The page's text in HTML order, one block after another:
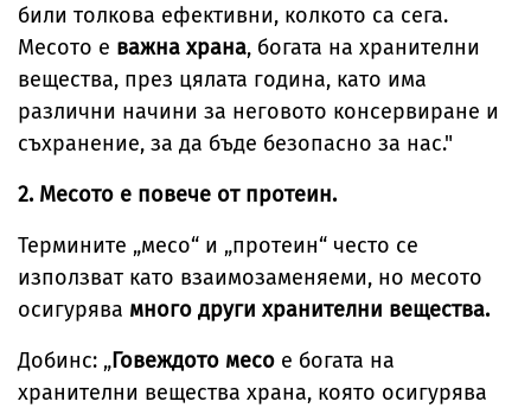
били толкова ефективни, колкото са сега.
Месото е важна храна, богата на хранителни
вещества, през цялата година, като има
различни начини за неговото консервиране и
съхранение, за да бъде безопасно за нас."
2. Месото е повече от протеин.
Термините „месо“ и „протеин“ често се
използват като взаимозаменяеми, но месото
осигурява много други хранителни вещества.
Добинс: „Говеждото месо е богата на
хранителни вещества храна, която осигурява